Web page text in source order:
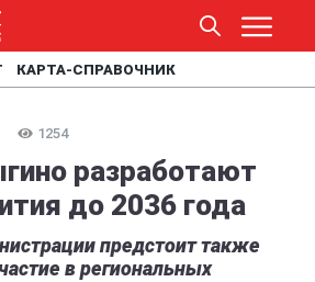
КАРТА-СПРАВОЧНИК
1254
разработают
до 2036 года
предстоит также
в региональных